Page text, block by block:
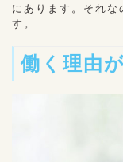
にあります。それな
す。
働く理由